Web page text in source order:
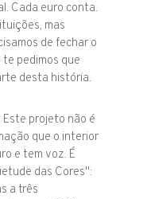
Cada euro conta.
mas
de fechar o
pedimos que
desta história.
Este projeto não é
que o interior
e tem voz. É
das Cores":
a três